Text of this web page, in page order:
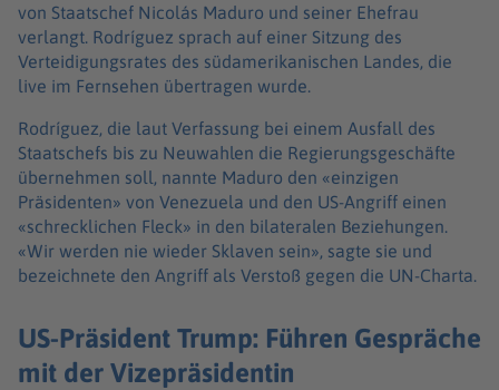
von Staatschef Nicolás Maduro und seiner Ehefrau
verlangt. Rodríguez sprach auf einer Sitzung des
Verteidigungsrates des südamerikanischen Landes, die
live im Fernsehen übertragen wurde.
Rodríguez, die laut Verfassung bei einem Ausfall des
Staatschefs bis zu Neuwahlen die Regierungsgeschäfte
übernehmen soll, nannte Maduro den «einzigen
Präsidenten» von Venezuela und den US-Angriff einen
«schrecklichen Fleck» in den bilateralen Beziehungen.
«Wir werden nie wieder Sklaven sein», sagte sie und
bezeichnete den Angriff als Verstoß gegen die UN-Charta.
US-Präsident Trump: Führen Gespräche
mit der Vizepräsidentin